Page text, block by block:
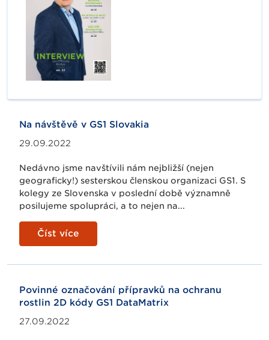
Na návštěvě v GS1 Slovakia
29.09.2022
Nedávno jsme navštívili nám nejbližší (nejen
geograficky!) sesterskou členskou organizaci GS1. S
kolegy ze Slovenska v poslední době významně
posilujeme spolupráci, a to nejen na...
Číst více
Povinné označování přípravků na ochranu
rostlin 2D kódy GS1 DataMatrix
27.09.2022